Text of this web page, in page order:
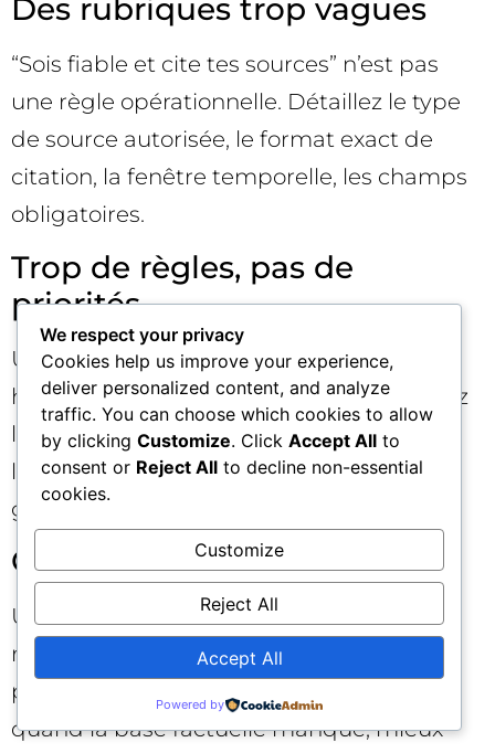
Des rubriques trop vagues
“Sois fiable et cite tes sources” n’est pas
une règle opérationnelle. Détaillez le type
de source autorisée, le format exact de
citation, la fenêtre temporelle, les champs
obligatoires.
Trop de règles, pas de
priorités
Une rubrique exhaustive mais sans
hiérarchie est contre-productive. Indiquez
l’ordre de sacrifice : si la complétude et
l’exactitude s’opposent, l’exactitude doit
gagner et déclencher un avertissement.
Oublier le droit au “non”
Une rubrique doit autoriser le refus de
répondre avec explication. C’est un levier
puissant contre les hallucinations IA :
quand la base factuelle manque, mieux
We respect your privacy
Cookies help us improve your experience,
deliver personalized content, and analyze
traffic. You can choose which cookies to allow
by clicking Customize. Click Accept All to
consent or Reject All to decline non-essential
cookies.
Customize
Reject All
Accept All
Powered by